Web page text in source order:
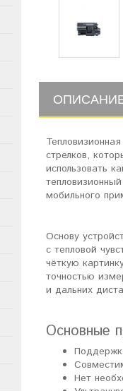
стрелков,
использовать
мобильного
Основу
с тепловой
чёткую
точностью
и дальних
Основные
Нет